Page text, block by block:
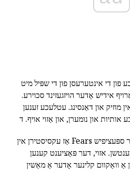
די אינטערעסן פון די שפּיל מיט
אידיש אָדער הויזגעזינד סכוירע.
מוזיק און דאַנסינג. עטלעכע זענען
אותיות און נומערן, און אַזוי אויף. ד
אַוטיסטיקס זענען קליין, אָבער ספּעציפיש Fears אַז עקסיסטירן אין
מענטשן. אזוי, דער פּאַציענט קענען
אַ וואַקוום קלינער אָדער אַ מאַשין